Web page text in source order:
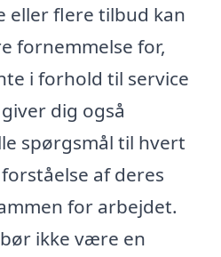
eller flere tilbud kan
fornemmelse for,
i forhold til service
dig også
spørgsmål til hvert
af deres
for arbejdet.
ikke være en